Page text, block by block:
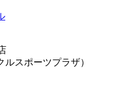
スポーツプラザ）